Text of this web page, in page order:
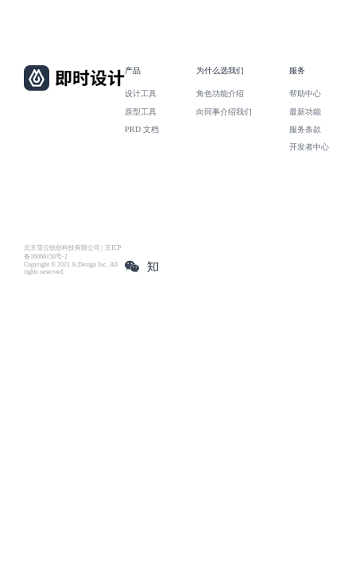
北京雪云锐创科技有限公司 | 京ICP
备16060150号-2
Copyright © 2021 Js.Design Inc. All
rights reserved.
产品
设计工具
原型工具
PRD 文档
为什么选我们
角色功能介绍
向同事介绍我们
服务
帮助中心
最新功能
服务条款
开发者中心